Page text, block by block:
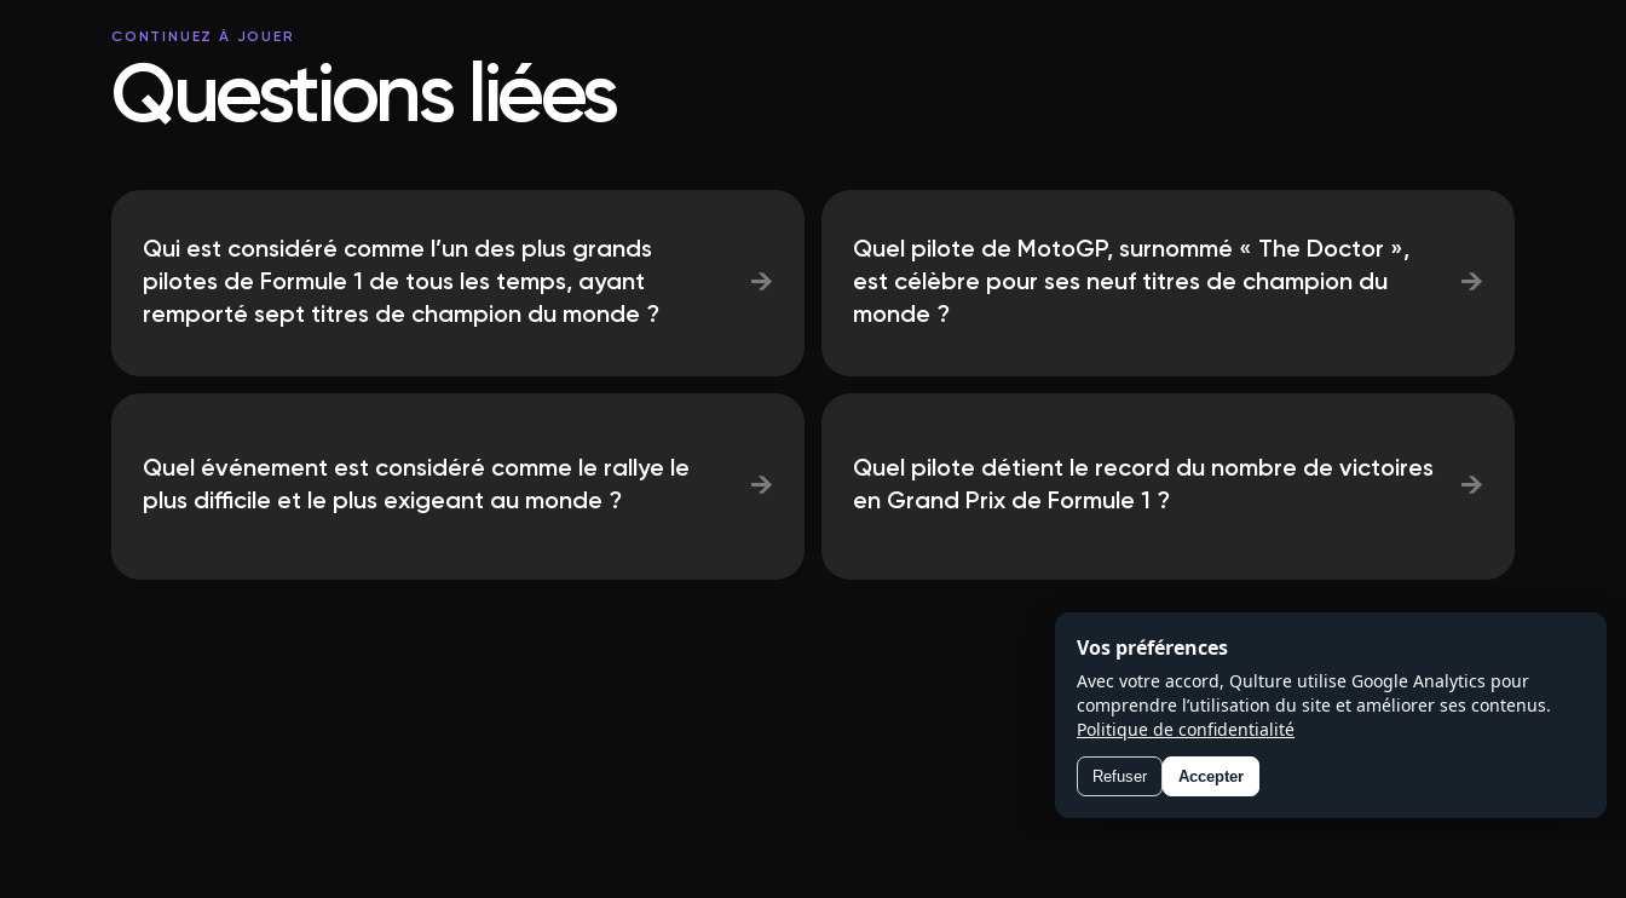
CONTINUEZ À JOUER
Questions liées
Qui est considéré comme l’un des plus grands
pilotes de Formule 1 de tous les temps, ayant
remporté sept titres de champion du monde ?
→
Quel pilote de MotoGP, surnommé « The Doctor »,
est célèbre pour ses neuf titres de champion du
monde ?
→
Quel événement est considéré comme le rallye le
plus difficile et le plus exigeant au monde ?
→
Quel pilote détient le record du nombre de victoires
en Grand Prix de Formule 1 ?
→
Vos préférences
Avec votre accord, Qulture utilise Google Analytics pour
comprendre l’utilisation du site et améliorer ses contenus.
Politique de confidentialité
Refuser Accepter